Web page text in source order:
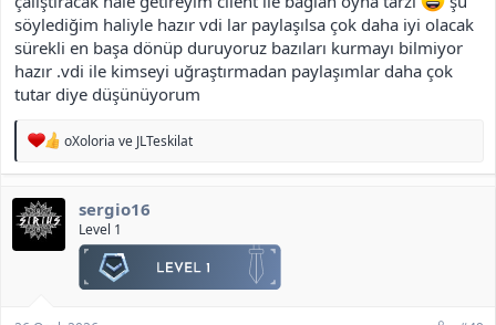
Yeni Efsun Botu Sistemi
Geliştirilmiş Memleket Sistemi
Yeni Balık Botu Sistemi
Yeni Çöp Kutusu Sistemi
Yeni Otomatik Bağırma Sistemi
Yeni İtem Stack Limiti (70K)
Lonca & PvP Odaklı Sistemler
Yeni Açık Lonca Liderleri Sistemi
Gelişmiş Lonca Skor Tablosu
Yeni Yohara Seviye Sistemi
söylediğim haliyle hazır vdi lar paylaşılsa çok daha iyi olacak
sürekli en başa dönüp duruyoruz bazıları kurmayı bilmiyor
hazır .vdi ile kimseyi uğraştırmadan paylaşımlar daha çok
tutar diye düşünüyorum
T
p
e
oXoloria ve JLTeskilat
sergio16
Level 1